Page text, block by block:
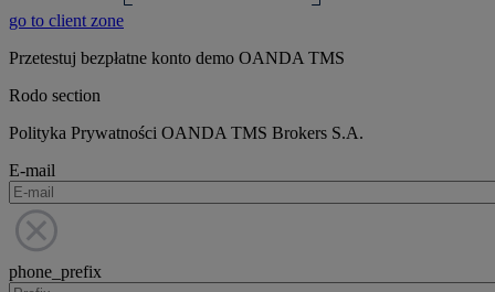
go to client zone
Przetestuj bezpłatne konto demo OANDA TMS
Rodo section
Polityka Prywatności OANDA TMS Brokers S.A.
E-mail
phone_prefix